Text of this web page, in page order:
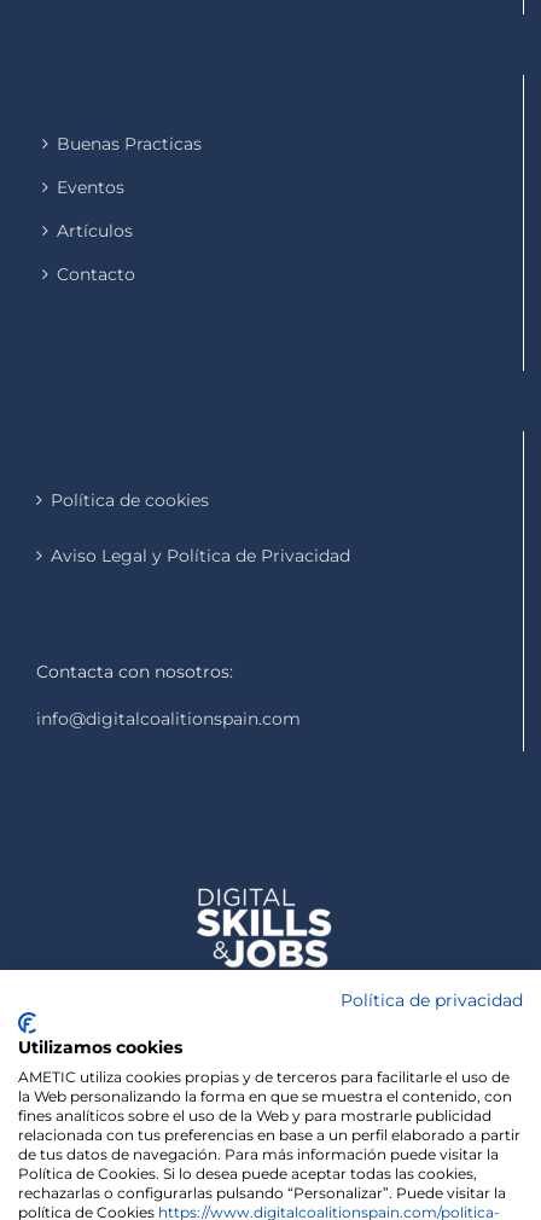
Buenas Practicas
Eventos
Artículos
Contacto
Política de cookies
Aviso Legal y Política de Privacidad
Contacta con nosotros:
info@digitalcoalitionspain.com
Política de privacidad
Utilizamos cookies
AMETIC utiliza cookies propias y de terceros para facilitarle el uso de
la Web personalizando la forma en que se muestra el contenido, con
fines analíticos sobre el uso de la Web y para mostrarle publicidad
relacionada con tus preferencias en base a un perfil elaborado a partir
de tus datos de navegación. Para más información puede visitar la
Política de Cookies. Si lo desea puede aceptar todas las cookies,
rechazarlas o configurarlas pulsando “Personalizar”. Puede visitar la
política de Cookies https://www.digitalcoalitionspain.com/politica-